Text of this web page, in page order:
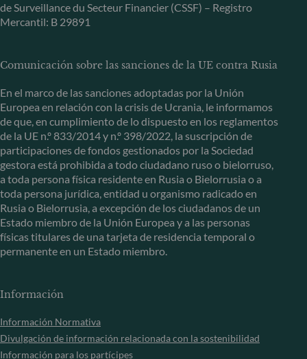
de Surveillance du Secteur Financier (CSSF) – Registro
Mercantil: B 29891
Comunicación sobre las sanciones de la UE contra Rusia
En el marco de las sanciones adoptadas por la Unión
Europea en relación con la crisis de Ucrania, le informamos
de que, en cumplimiento de lo dispuesto en los reglamentos
de la UE n.º 833/2014 y n.º 398/2022, la suscripción de
participaciones de fondos gestionados por la Sociedad
gestora está prohibida a todo ciudadano ruso o bielorruso,
a toda persona física residente en Rusia o Bielorrusia o a
toda persona jurídica, entidad u organismo radicado en
Rusia o Bielorrusia, a excepción de los ciudadanos de un
Estado miembro de la Unión Europea y a las personas
físicas titulares de una tarjeta de residencia temporal o
permanente en un Estado miembro.
Información
Información Normativa
Divulgación de información relacionada con la sostenibilidad
Información para los partícipes